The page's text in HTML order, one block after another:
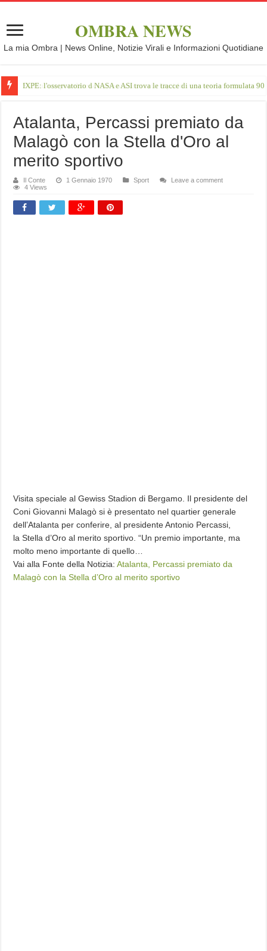
OMBRA NEWS
La mia Ombra | News Online, Notizie Virali e Informazioni Quotidiane
IXPE: l'osservatorio d NASA e ASI trova le tracce di una teoria formulata 90
Atalanta, Percassi premiato da
Malagò con la Stella d'Oro al
merito sportivo
Il Conte 1 Gennaio 1970 Sport
Leave a comment
4 Views
Visita speciale al Gewiss Stadion di Bergamo. Il presidente del
Coni Giovanni Malagò si è presentato nel quartier generale
dell’Atalanta per conferire, al presidente Antonio Percassi,
la Stella d’Oro al merito sportivo. “Un premio importante, ma
molto meno importante di quello…
Vai alla Fonte della Notizia:Atalanta, Percassi premiato da
Malagò con la Stella d’Oro al merito sportivo